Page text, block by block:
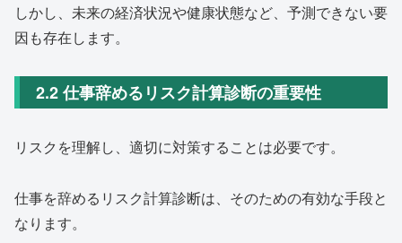
しかし、未来の経済状況や健康状態など、予測できない要
因も存在します。
2.2 仕事辞めるリスク計算診断の重要性
リスクを理解し、適切に対策することは必要です。
仕事を辞めるリスク計算診断は、そのための有効な手段と
なります。